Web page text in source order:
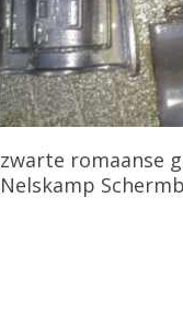
zwarte romaanse
Nelskamp